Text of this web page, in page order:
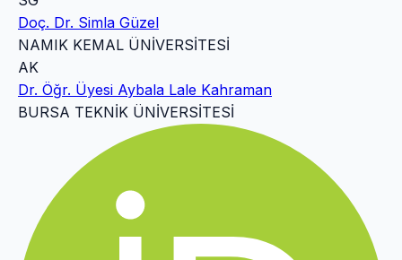
Doç. Dr. Simla Güzel
NAMIK KEMAL ÜNİVERSİTESİ
AK
Dr. Öğr. Üyesi Aybala Lale Kahraman
BURSA TEKNİK ÜNİVERSİTESİ